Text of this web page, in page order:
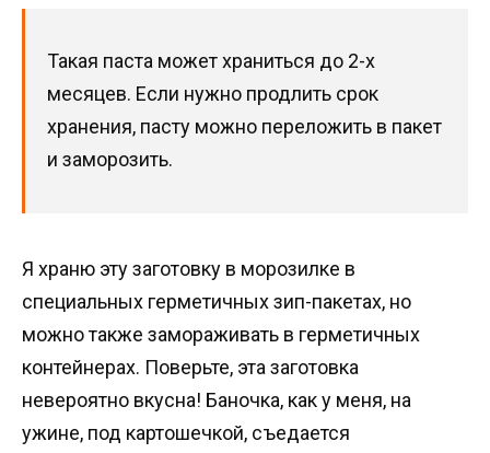
Такая паста может храниться до 2-х
месяцев. Если нужно продлить срок
хранения, пасту можно переложить в пакет
и заморозить.
Я храню эту заготовку в морозилке в
специальных герметичных зип-пакетах, но
можно также замораживать в герметичных
контейнерах. Поверьте, эта заготовка
невероятно вкусна! Баночка, как у меня, на
ужине, под картошечкой, съедается